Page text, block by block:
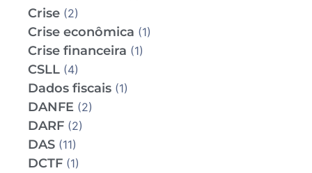
Crise (2)
Crise econômica (1)
Crise financeira (1)
CSLL (4)
Dados fiscais (1)
DANFE (2)
DARF (2)
DAS (11)
DCTF (1)